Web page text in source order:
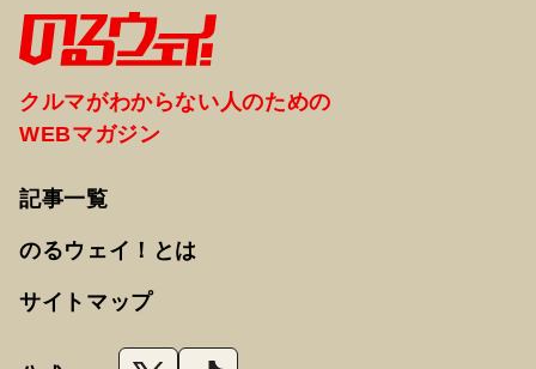
クルマがわからない人のための
WEBマガジン
記事一覧
のるウェイ！とは
サイトマップ